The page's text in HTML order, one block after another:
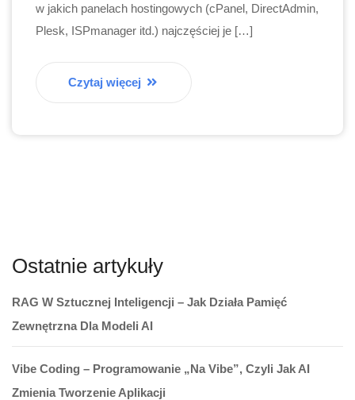
w jakich panelach hostingowych (cPanel, DirectAdmin,
Plesk, ISPmanager itd.) najczęściej je […]
Czytaj więcej
Ostatnie artykuły
RAG W Sztucznej Inteligencji – Jak Działa Pamięć
Zewnętrzna Dla Modeli AI
Vibe Coding – Programowanie „na Vibe”, Czyli Jak AI
Zmienia Tworzenie Aplikacji